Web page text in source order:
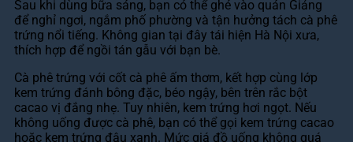
Sau khi dùng bữa sáng, bạn có thể ghé vào quán Giảng
để nghỉ ngơi, ngắm phố phường và tận hưởng tách cà phê
trứng nổi tiếng. Không gian tại đây tái hiện Hà Nội xưa,
thích hợp để ngồi tán gẫu với bạn bè.
Cà phê trứng với cốt cà phê ấm thơm, kết hợp cùng lớp
kem trứng đánh bông đặc, béo ngậy, bên trên rắc bột
cacao vị đắng nhẹ. Tuy nhiên, kem trứng hơi ngọt. Nếu
không uống được cà phê, bạn có thể gọi kem trứng cacao
hoặc kem trứng đậu xanh. Mức giá đồ uống không quá